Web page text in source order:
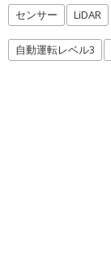
センサー LiDAR
自動運転レベル3